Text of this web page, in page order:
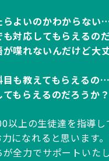
らよいのかわからない…
も対応してもらえるの
が喋れないんだけど大
目も教えてもらえるの…
てもらえるのだろうか？
以上の生徒達を指導し
になれると思います
全力でサポートいたし